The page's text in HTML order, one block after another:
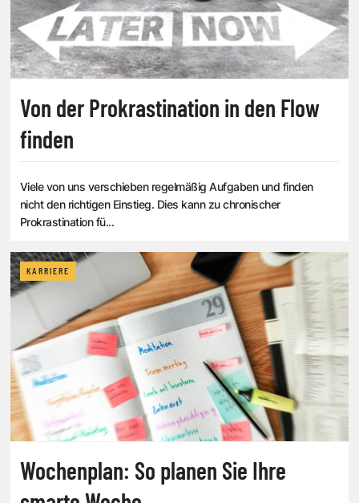
Von der Prokrastination in den Flow
finden
Viele von uns verschieben regelmäßig Aufgaben und finden
nicht den richtigen Einstieg. Dies kann zu chronischer
Prokrastination fü...
KARRIERE
Wochenplan: So planen Sie Ihre